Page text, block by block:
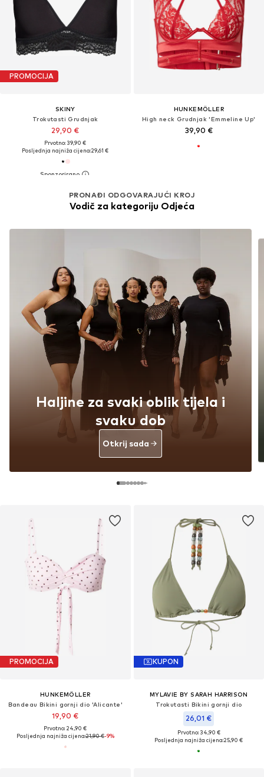
PROMOCIJA
SKINY
Trokutasti Grudnjak
29,90 €
Prvotno: 39,90 €
Posljednja najniža cijena:29,61 €
HUNKEMÖLLER
High neck Grudnjak 'Emmeline Up'
39,90 €
PROMOCIJA
HUNKEMÖLLER
Bandeau Bikini gornji dio 'Alicante'
19,90 €
Prvotno: 24,90 €
Posljednja najniža cijena:21,90 €-9%
PRONAĐI ODGOVARAJUĆI KROJ
Vodič za kategoriju Odjeća
Haljine za svaki oblik tijela i
svaku dob
Otkrij sada
KUPON
MYLAVIE BY SARAH HARRISON
Trokutasti Bikini gornji dio
26,01 €
Prvotno: 34,90 €
Posljednja najniža cijena:25,90 €